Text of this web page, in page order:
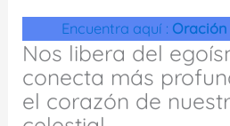
Encuentra aquí : Oración
Nos libera del
conecta más
el corazón de